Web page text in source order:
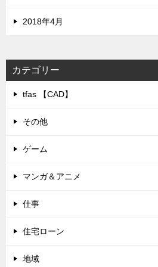
2018年4月
カテゴリー
tfas 【CAD】
その他
ゲーム
マンガ＆アニメ
仕事
住宅ローン
地域